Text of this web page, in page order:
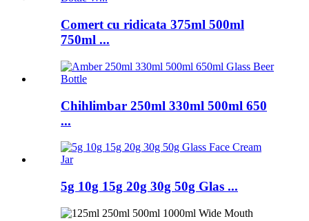
Comert cu ridicata 375ml 500ml
750ml ...
Chihlimbar 250ml 330ml 500ml 650
...
5g 10g 15g 20g 30g 50g Glas ...